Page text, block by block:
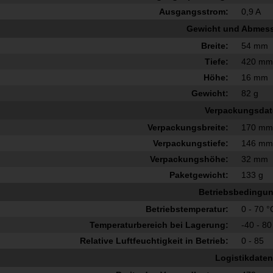
Ausgangsstrom:
0,9 A
Gewicht und
Breite:
54 mm
Tiefe:
420 mm
Höhe:
16 mm
Gewicht:
82 g
Verpackungsbreite:
170 mm
Verpackungstiefe:
146 mm
Verpackungshöhe:
32 mm
Paketgewicht:
133 g
Betriebstemperatur:
0 - 70
Temperaturbereich bei Lagerung:
-40 - 80
Relative Luftfeuchtigkeit in Betrieb:
0 - 85
Logistikdaten